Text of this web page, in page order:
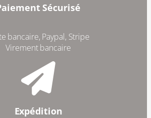
Sécurisé
bancaire, Paypal, Stripe
Virement bancaire
Expédition